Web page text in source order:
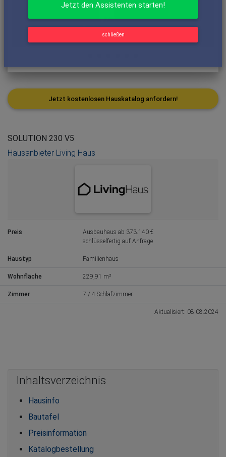
Jetzt den Assistenten starten!
schließen
SOLUTION 230 V5
Hausanbieter Living Haus
Preis
Ausbauhaus ab 373.140 €
schlüsselfertig auf Anfrage
Haustyp Familienhaus
Wohnfläche 229,91 m²
Zimmer 7 / 4 Schlafzimmer
Aktualisiert: 08.08.2024
Jetzt kostenlosen Hauskatalog anfordern!
Inhaltsverzeichnis
Hausinfo
Bautafel
Preisinformation
Katalogbestellung